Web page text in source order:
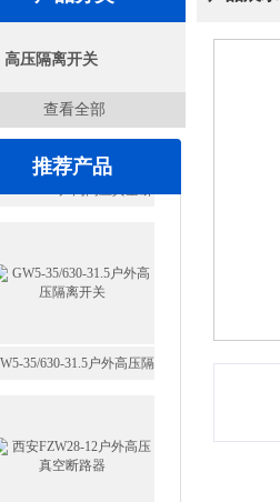
高压隔离开关
查看全部
推荐产品